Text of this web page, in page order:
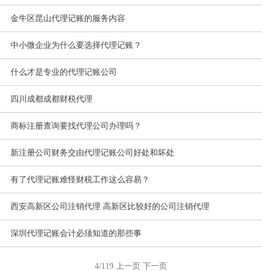
金牛区昆山代理记账的服务内容
中小微企业为什么要选择代理记账？
什么才是专业的代理记账公司
四川成都成都财税代理
商标注册查询要找代理公司办理吗？
新注册公司财务交由代理记账公司好处和坏处
有了代理记账难怪财税工作这么容易？
西安高新区公司注销代理 高新区比较好的公司注销代理
深圳代理记账会计必须知道的那些事
4/119 上一页 下一页